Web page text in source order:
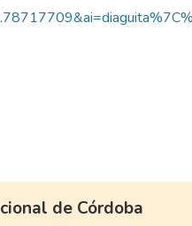
de Córdoba